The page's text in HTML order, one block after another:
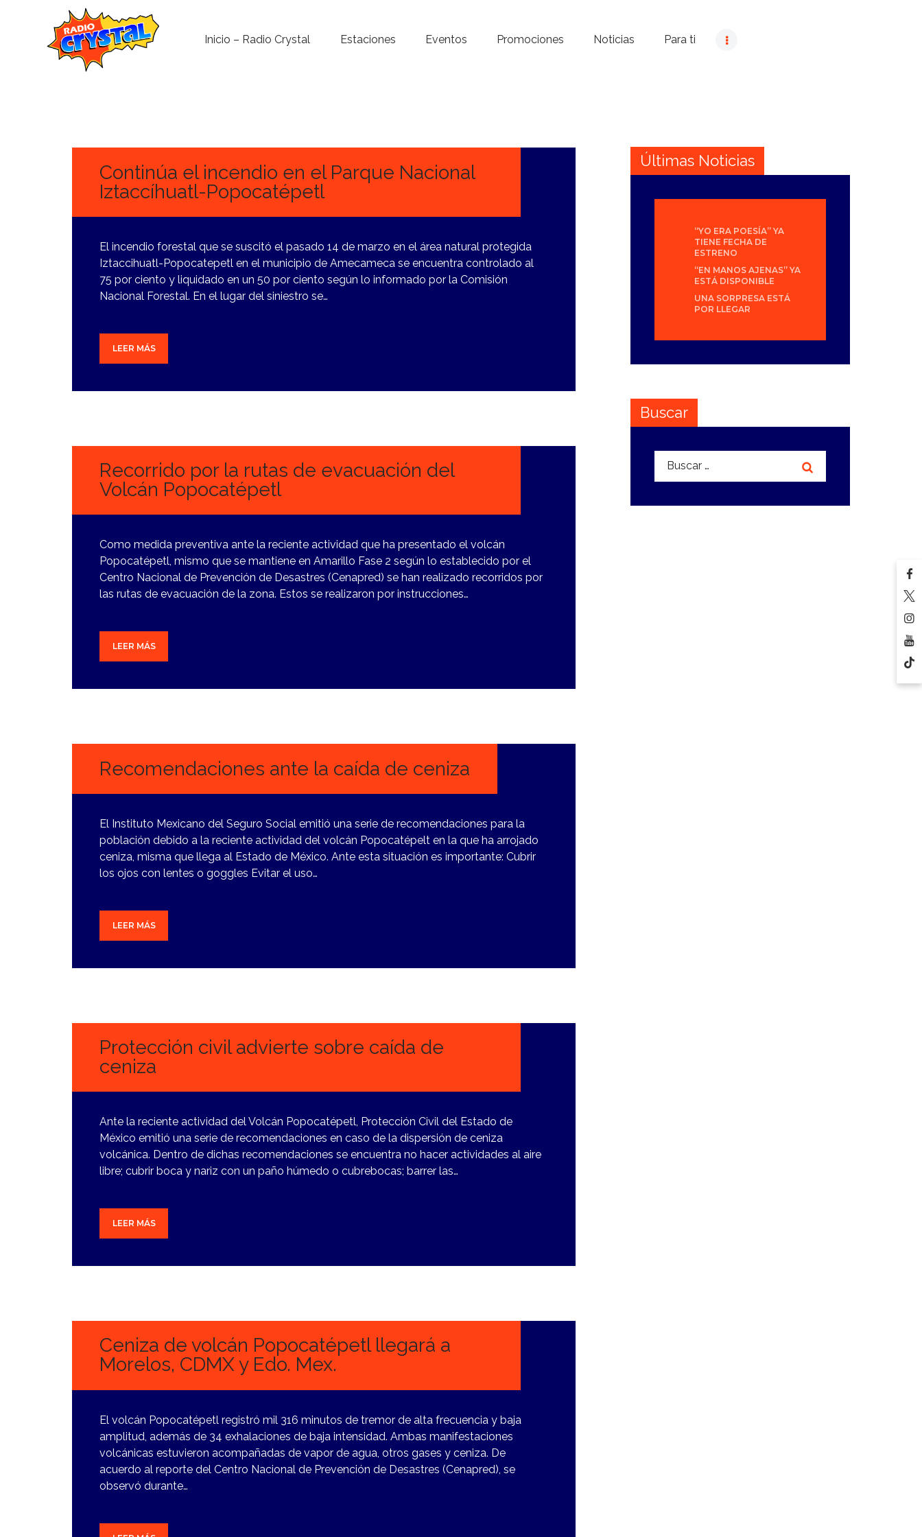
Inicio – Radio Crystal Estaciones Eventos Promociones Noticias Para ti
Noticias
Para ti
Contacto
Continúa el incendio en el Parque Nacional
Iztaccíhuatl-Popocatépetl
El incendio forestal que se suscitó el pasado 14 de marzo en el área natural protegida
Iztaccihuatl-Popocatepetl en el municipio de Amecameca se encuentra controlado al
75 por ciento y liquidado en un 50 por ciento según lo informado por la Comisión
Nacional Forestal. En el lugar del siniestro se…
LEER MÁS
Recorrido por la rutas de evacuación del
Volcán Popocatépetl
Como medida preventiva ante la reciente actividad que ha presentado el volcán
Popocatépetl, mismo que se mantiene en Amarillo Fase 2 según lo establecido por el
Centro Nacional de Prevención de Desastres (Cenapred) se han realizado recorridos por
las rutas de evacuación de la zona. Estos se realizaron por instrucciones…
LEER MÁS
Recomendaciones ante la caída de ceniza
El Instituto Mexicano del Seguro Social emitió una serie de recomendaciones para la
población debido a la reciente actividad del volcán Popocatépelt en la que ha arrojado
ceniza, misma que llega al Estado de México. Ante esta situación es importante: Cubrir
los ojos con lentes o goggles Evitar el uso…
LEER MÁS
Protección civil advierte sobre caída de
ceniza
Ante la reciente actividad del Volcán Popocatépetl, Protección Civil del Estado de
México emitió una serie de recomendaciones en caso de la dispersión de ceniza
volcánica. Dentro de dichas recomendaciones se encuentra no hacer actividades al aire
libre; cubrir boca y nariz con un paño húmedo o cubrebocas; barrer las…
LEER MÁS
Ceniza de volcán Popocatépetl llegará a
Morelos, CDMX y Edo. Mex.
El volcán Popocatépetl registró mil 316 minutos de tremor de alta frecuencia y baja
amplitud, además de 34 exhalaciones de baja intensidad. Ambas manifestaciones
volcánicas estuvieron acompañadas de vapor de agua, otros gases y ceniza. De
acuerdo al reporte del Centro Nacional de Prevención de Desastres (Cenapred), se
observó durante…
Últimas Noticias
“YO ERA POESÍA” YA
TIENE FECHA DE
ESTRENO
“EN MANOS AJENAS” YA
ESTÁ DISPONIBLE
UNA SORPRESA ESTÁ
POR LLEGAR
Buscar
Buscar: